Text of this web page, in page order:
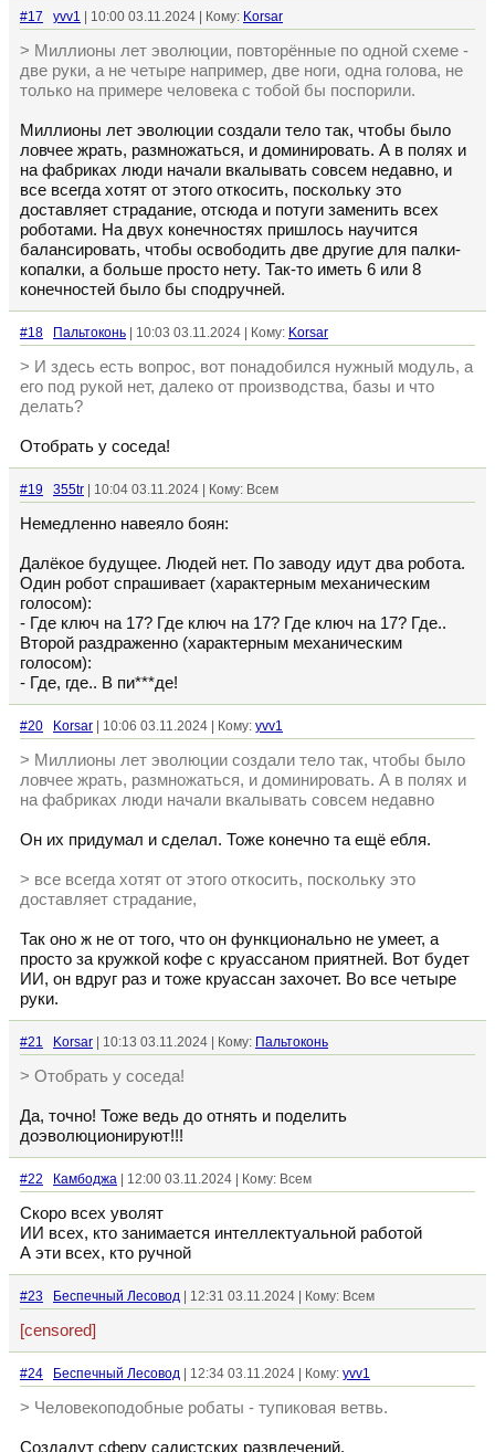
#17 yvv1 | 10:00 03.11.2024 | Кому: Korsar
> Миллионы лет эволюции, повторённые по одной схеме -
две руки, а не четыре например, две ноги, одна голова, не
только на примере человека с тобой бы поспорили.
Миллионы лет эволюции создали тело так, чтобы было
ловчее жрать, размножаться, и доминировать. А в полях и
на фабриках люди начали вкалывать совсем недавно, и
все всегда хотят от этого откосить, поскольку это
доставляет страдание, отсюда и потуги заменить всех
роботами. На двух конечностях пришлось научится
балансировать, чтобы освободить две другие для палки-
копалки, а больше просто нету. Так-то иметь 6 или 8
конечностей было бы сподручней.
#18 Пальтоконь | 10:03 03.11.2024 | Кому: Korsar
> И здесь есть вопрос, вот понадобился нужный модуль, а
его под рукой нет, далеко от производства, базы и что
делать?
Отобрать у соседа!
#19 355tr | 10:04 03.11.2024 | Кому: Всем
Немедленно навеяло боян:
Далёкое будущее. Людей нет. По заводу идут два робота.
Один робот спрашивает (характерным механическим
голосом):
- Где ключ на 17? Где ключ на 17? Где ключ на 17? Где..
Второй раздраженно (характерным механическим
голосом):
- Где, где.. В пи***де!
#20 Korsar | 10:06 03.11.2024 | Кому: yvv1
> Миллионы лет эволюции создали тело так, чтобы было
ловчее жрать, размножаться, и доминировать. А в полях и
на фабриках люди начали вкалывать совсем недавно
Он их придумал и сделал. Тоже конечно та ещё ебля.
> все всегда хотят от этого откосить, поскольку это
доставляет страдание,
Так оно ж не от того, что он функционально не умеет, а
просто за кружкой кофе с круассаном приятней. Вот будет
ИИ, он вдруг раз и тоже круассан захочет. Во все четыре
руки.
#21 Korsar | 10:13 03.11.2024 | Кому: Пальтоконь
> Отобрать у соседа!
Да, точно! Тоже ведь до отнять и поделить
доэволюционируют!!!
#22 Камбоджа | 12:00 03.11.2024 | Кому: Всем
Скоро всех уволят
ИИ всех, кто занимается интеллектуальной работой
А эти всех, кто ручной
#23 Беспечный Лесовод | 12:31 03.11.2024 | Кому: Всем
[censored]
#24 Беспечный Лесовод | 12:34 03.11.2024 | Кому: yvv1
> Человекоподобные робаты - тупиковая ветвь.
Создадут сферу садистских развлечений.